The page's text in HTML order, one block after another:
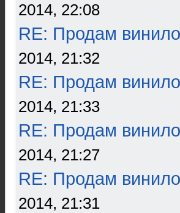
2014, 22:08
RE: Продам
2014, 21:32
RE: Продам
2014, 21:33
RE: Продам
2014, 21:27
RE: Продам
2014, 21:31